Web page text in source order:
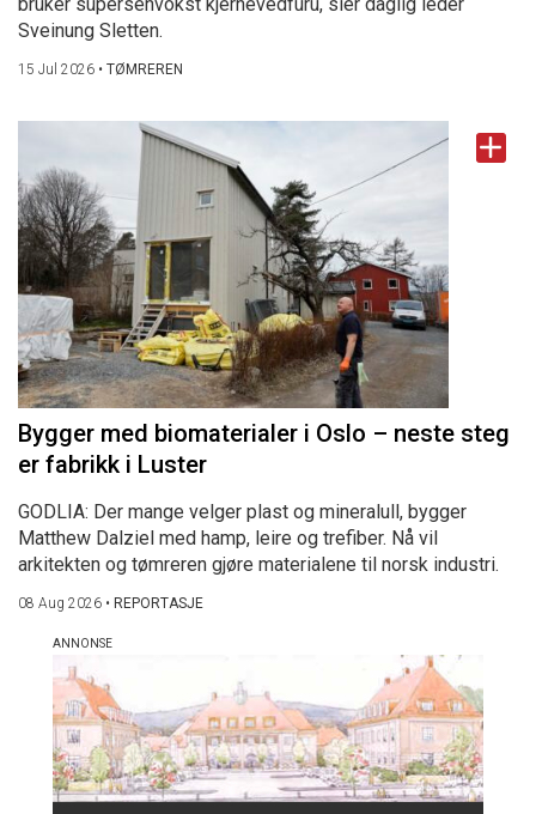
Sveinung Sletten.
15 Jul 2026 • TØMREREN
Bygger med biomaterialer i Oslo – neste steg
er fabrikk i Luster
GODLIA: Der mange velger plast og mineralull, bygger
Matthew Dalziel med hamp, leire og trefiber. Nå vil
arkitekten og tømreren gjøre materialene til norsk industri.
08 Aug 2026 • REPORTASJE